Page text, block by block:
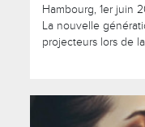
Hambourg, 1er juin
La nouvelle
projecteurs lors de